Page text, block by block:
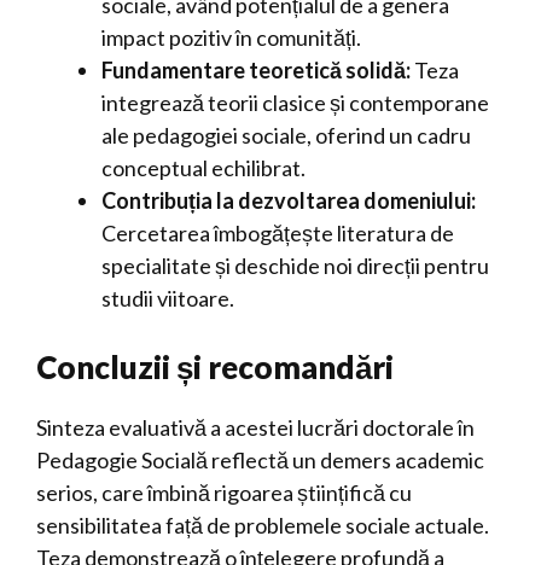
impact pozitiv în comunități.
Fundamentare teoretică solidă:Teza
integrează teorii clasice și contemporane
ale pedagogiei sociale, oferind un cadru
conceptual echilibrat.
Contribuția la dezvoltarea domeniului:
Cercetarea îmbogățește literatura de
specialitate și deschide noi direcții pentru
studii viitoare.
Concluzii și recomandări
Sinteza evaluativă a acestei lucrări doctorale în
Pedagogie Socială reflectă un demers academic
serios, care îmbină rigoarea științifică cu
sensibilitatea față de problemele sociale actuale.
Teza demonstrează o înțelegere profundă a